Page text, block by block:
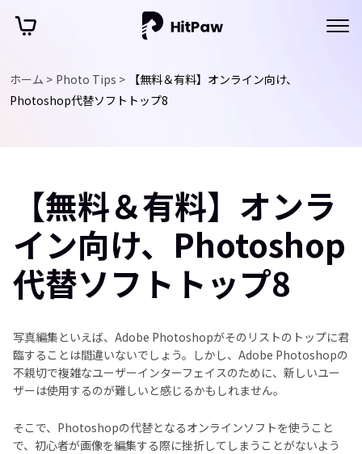
ホーム > Photo Tips >
【無料＆有料】オンライン向け、
Photoshop代替ソフトトップ8
【無料＆有料】オンラ
イン向け、Photoshop
代替ソフトトップ8
写真編集といえば、Adobe Photoshopがそのリストのトップに君
臨することは間違いないでしょう。しかし、Adobe Photoshopの
不親切で複雑なユーザーインターフェイスのために、新しいユー
ザーは使用するのが難しいと感じるかもしれません。
そこで、Photoshopの代替となるオンラインソフトを使うこと
で、初心者が画像を編集する際に挫折してしまうことがないよう